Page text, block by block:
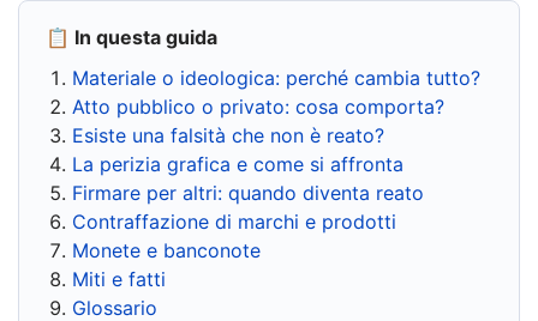
📋 In questa guida
Materiale o ideologica: perché cambia tutto?
Atto pubblico o privato: cosa comporta?
Esiste una falsità che non è reato?
La perizia grafica e come si affronta
Firmare per altri: quando diventa reato
Contraffazione di marchi e prodotti
Monete e banconote
Miti e fatti
Glossario